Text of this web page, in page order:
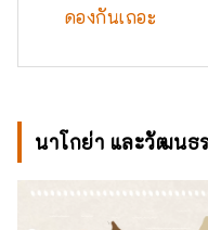
ดองกันเถอะ
นาโกย่า และวัฒนธ